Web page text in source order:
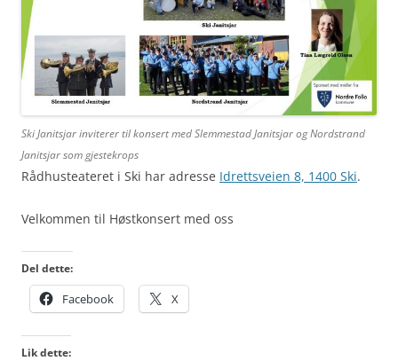
Ski Janitsjar inviterer til konsert med Slemmestad Janitsjar og Nordstrand
Janitsjar som gjestekrops
Rådhusteateret i Ski har adresse Idrettsveien 8, 1400 Ski.
Velkommen til Høstkonsert med oss
Del dette:
Facebook X
Lik dette: